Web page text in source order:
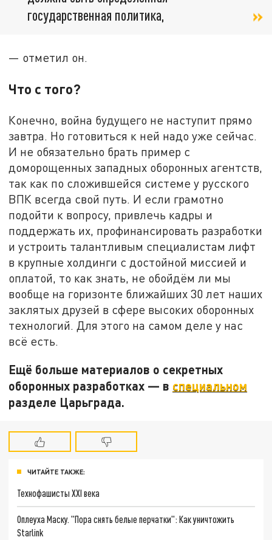
государственная политика,
— отметил он.
Что с того?
Конечно, война будущего не наступит прямо
завтра. Но готовиться к ней надо уже сейчас.
И не обязательно брать пример с
доморощенных западных оборонных агентств,
так как по сложившейся системе у русского
ВПК всегда свой путь. И если грамотно
подойти к вопросу, привлечь кадры и
поддержать их, профинансировать разработки
и устроить талантливым специалистам лифт
в крупные холдинги с достойной миссией и
оплатой, то как знать, не обойдём ли мы
вообще на горизонте ближайших 30 лет наших
заклятых друзей в сфере высоких оборонных
технологий. Для этого на самом деле у нас
всё есть.
Ещё больше материалов о секретных
оборонных разработках — в специальном
разделе Царьграда.
ЧИТАЙТЕ ТАКЖЕ:
Технофашисты XXI века
Оплеуха Маску. "Пора снять белые перчатки": Как уничтожить
Starlink